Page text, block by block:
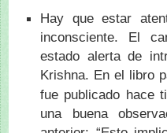
Hay que estar
inconsciente. El
estado alerta de
Krishna. En el libro
fue publicado hace
una buena